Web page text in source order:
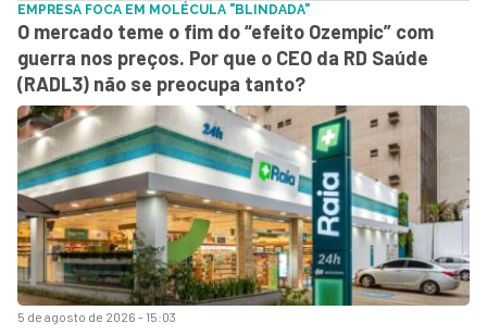
5 de agosto de 2026 - 15:03
EMPRESA FOCA EM MOLÉCULA "BLINDADA"
O mercado teme o fim do “efeito Ozempic” com
guerra nos preços. Por que o CEO da RD Saúde
(RADL3) não se preocupa tanto?